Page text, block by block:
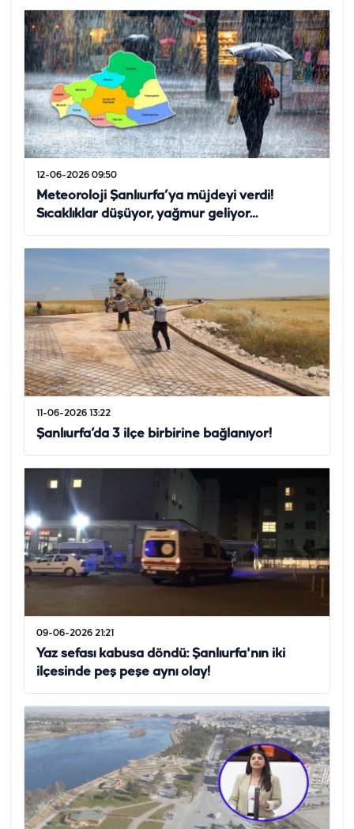
12-06-2026 09:50
Meteoroloji Şanlıurfa’ya müjdeyi verdi!
Sıcaklıklar düşüyor, yağmur geliyor…
11-06-2026 13:22
Şanlıurfa’da 3 ilçe birbirine bağlanıyor!
09-06-2026 21:21
Yaz sefası kabusa döndü: Şanlıurfa'nın iki
ilçesinde peş peşe aynı olay!